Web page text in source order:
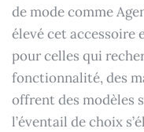
de mode comme
élevé cet accessoire
pour celles qui
fonctionnalité, des
offrent des modèles
l’éventail de choix